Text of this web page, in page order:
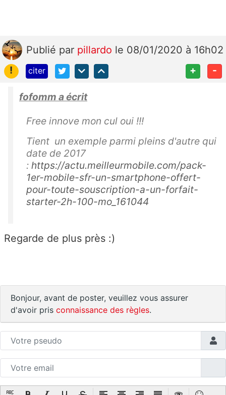
Publié par pillardo le 08/01/2020 à 16h02
!
citer + -
fofomm a écrit
Free innove mon cul oui !!!
Tient un exemple parmi pleins d'autre qui
date de 2017
: https://actu.meilleurmobile.com/pack-
1er-mobile-sfr-un-smartphone-offert-
pour-toute-souscription-a-un-forfait-
starter-2h-100-mo_161044
Regarde de plus près :)
Bonjour, avant de poster, veuillez vous assurer
d'avoir pris connaissance des règles.